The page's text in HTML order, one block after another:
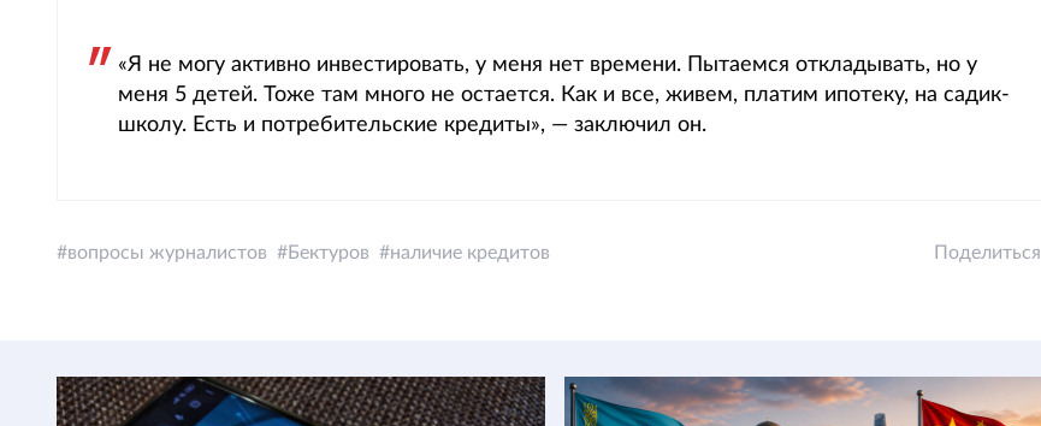
«Я не могу активно инвестировать, у меня нет времени. Пытаемся откладывать, но у
меня 5 детей. Тоже там много не остается. Как и все, живем, платим ипотеку, на садик-
школу. Есть и потребительские кредиты», — заключил он.
вопросы журналистов Бектуров наличие кредитов Поделиться